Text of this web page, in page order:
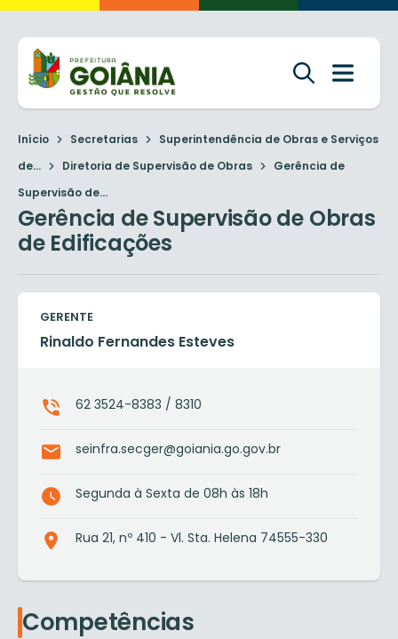
Início Secretarias
Superintendência de Obras e Serviços
de...
Diretoria de Supervisão de Obras
Gerência de
Supervisão de...
Gerência de Supervisão de Obras
de Edificações
GERENTE
Rinaldo Fernandes Esteves
62 3524-8383 / 8310
seinfra.secger@goiania.go.gov.br
Segunda à Sexta de 08h às 18h
Rua 21, nº 410 - Vl. Sta. Helena 74555-330
Competências